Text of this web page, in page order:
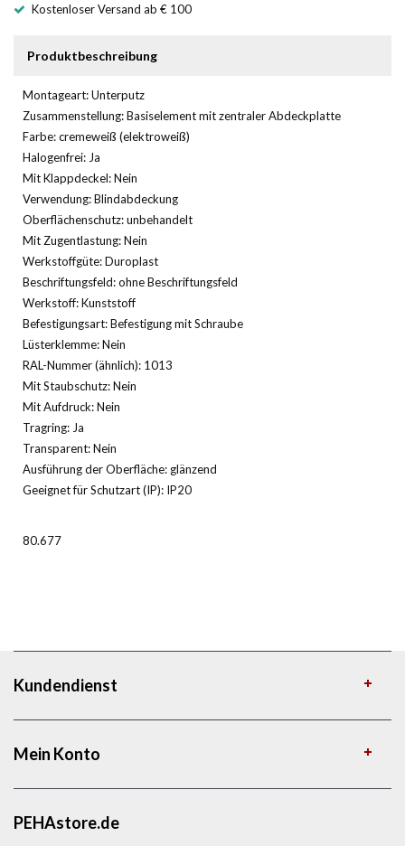
Kostenloser Versand ab € 100
Produktbeschreibung
Montageart: Unterputz
Zusammenstellung: Basiselement mit zentraler Abdeckplatte
Farbe: cremeweiß (elektroweiß)
Halogenfrei: Ja
Mit Klappdeckel: Nein
Verwendung: Blindabdeckung
Oberflächenschutz: unbehandelt
Mit Zugentlastung: Nein
Werkstoffgüte: Duroplast
Beschriftungsfeld: ohne Beschriftungsfeld
Werkstoff: Kunststoff
Befestigungsart: Befestigung mit Schraube
Lüsterklemme: Nein
RAL-Nummer (ähnlich): 1013
Mit Staubschutz: Nein
Mit Aufdruck: Nein
Tragring: Ja
Transparent: Nein
Ausführung der Oberfläche: glänzend
Geeignet für Schutzart (IP): IP20
80.677
Kundendienst
Mein Konto
PEHAstore.de